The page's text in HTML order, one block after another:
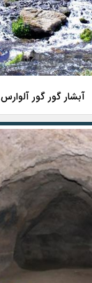
آبشار گور گور آلوارس